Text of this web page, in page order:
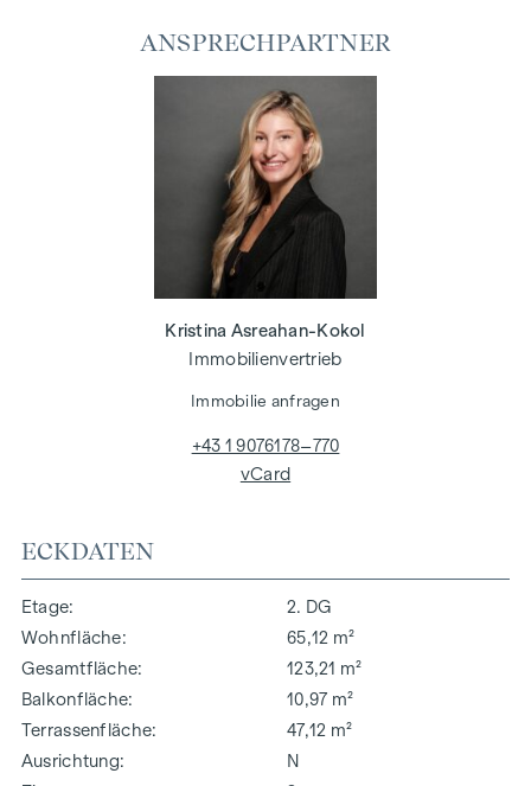
ECKDATEN
Etage
2. DG
Wohnfläche
65,12 m²
Gesamtfläche
123,21 m²
Balkonfläche
10,97 m²
Terrassenfläche
47,12 m²
Ausrichtung
N
ANSPRECHPARTNER
Kristina Asreahan-Kokol
Immobilienvertrieb
Immobilie anfragen
+43 1 9076178–770
vCard